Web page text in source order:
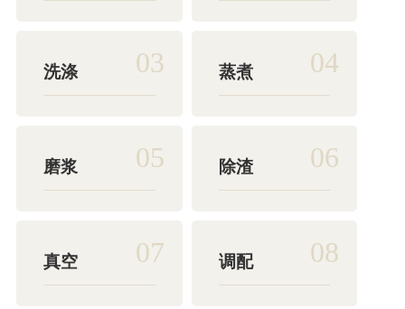
洗涤 03 蒸煮 04
磨浆 05 除渣 06
真空 07 调配 08